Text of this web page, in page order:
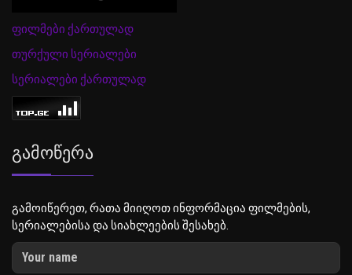
ფილმები ქართულად
თურქული სერიალები
სერიალები ქართულად
Გამოწერა
გამოიწერეთ, რათა მიიღოთ ინფორმაცია ფილმების,
სერიალებისა და სიახლეების შესახებ.